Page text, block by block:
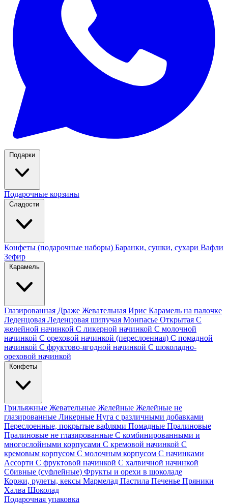
Подарки
Подарочные корзины
Сладости
Конфеты (подарочные наборы) Баранки, сушки, сухари Вафли
Зефир
Карамель
Глазированная Драже Жевательная Ирис Карамель на палочке
Леденцовая Леденцовая шипучая Монпасье Открытая С
желейной начинкой С ликерной начинкой С молочной
начинкой С ореховой начинкой (переслоенная) С помадной
начинкой С фруктово-ягодной начинкой С шоколадно-
ореховой начинкой
Конфеты
Грильяжные Жевательные Желейные Желейные не
глазированные Ликерные Нуга с различными добавками
Переслоенные, покрытые вафлями Помадные Пралиновые
Пралиновые не глазированные С комбинированными и
многослойными корпусами С кремовой начинкой С
кремовым корпусом С молочным корпусом С начинками
Ассорти С фруктовой начинкой С халвичной начинкой
Сбивные (суфлейные) Фрукты и орехи в шоколаде
Коржи, рулеты, кексы Мармелад Пастила Печенье Пряники
Халва Шоколад
Подарочная упаковка